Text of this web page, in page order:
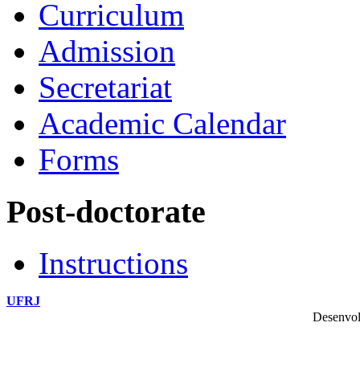
Curriculum
Admission
Secretariat
Academic Calendar
Forms
Post-doctorate
Instructions
UFRJ